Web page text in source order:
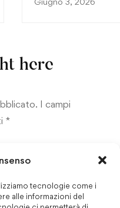
tecnologie come i
alle informazioni del
here
I campi
*